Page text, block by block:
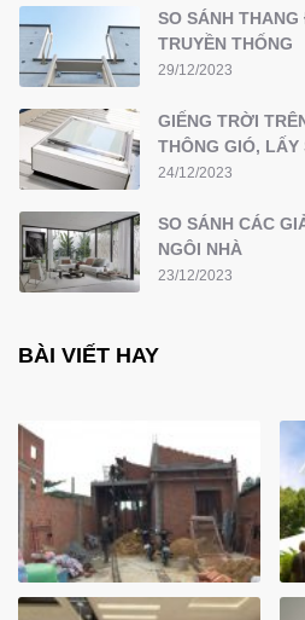
SO SÁNH
TRUYỀN THỐNG
29/12/2023
GIẾNG TRỜI
THÔNG GIÓ, LẤY
24/12/2023
SO SÁNH CÁC
NGÔI NHÀ
23/12/2023
BÀI VIẾT HAY